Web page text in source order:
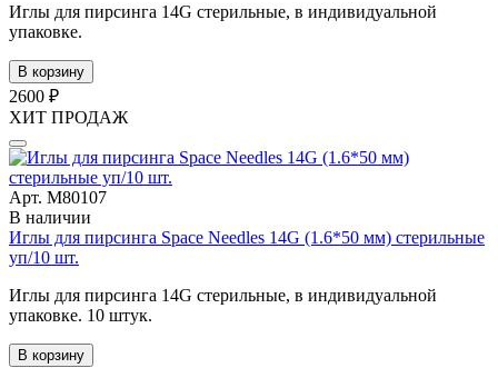
Иглы для пирсинга 14G стерильные, в индивидуальной
упаковке.
В корзину
2600 ₽
ХИТ ПРОДАЖ
Арт. М80107
В наличии
Иглы для пирсинга Space Needles 14G (1.6*50 мм) стерильные
уп/10 шт.
Иглы для пирсинга 14G стерильные, в индивидуальной
упаковке. 10 штук.
В корзину